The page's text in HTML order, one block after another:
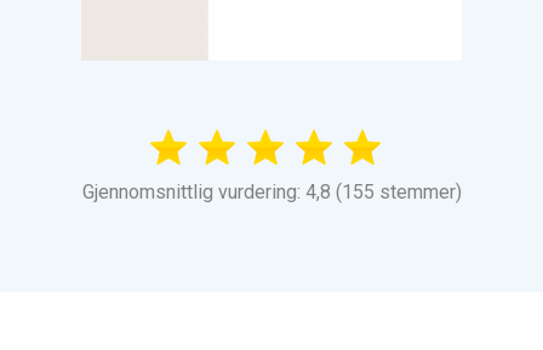
Gjennomsnittlig vurdering: 4,8 (155 stemmer)